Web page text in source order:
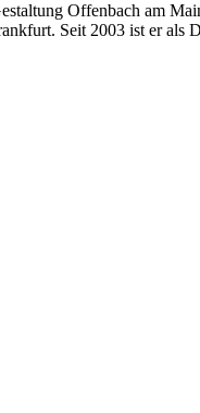
Offenbach am
Seit 2003 ist er als